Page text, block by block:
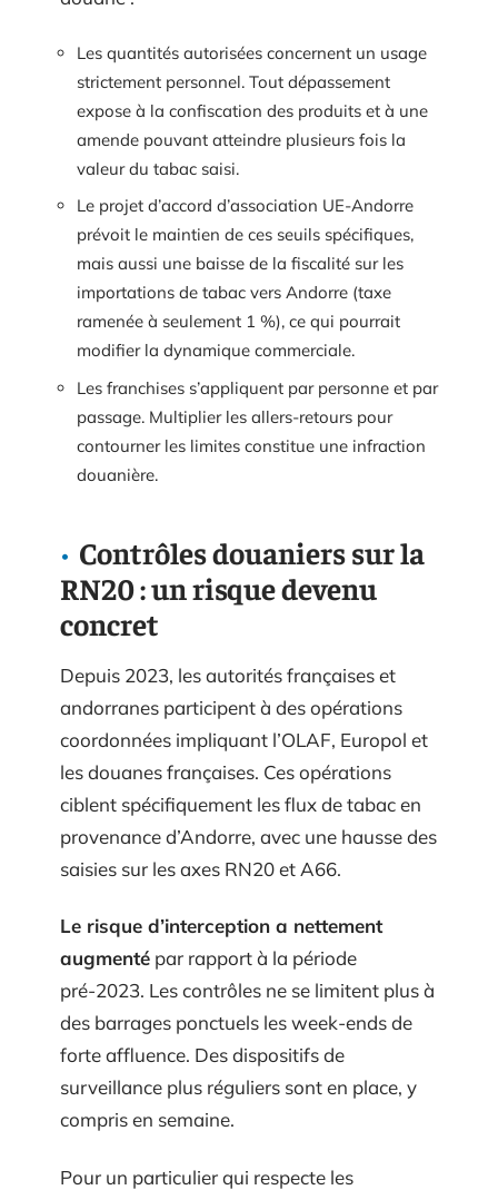
Les quantités autorisées concernent un usage
strictement personnel. Tout dépassement
expose à la confiscation des produits et à une
amende pouvant atteindre plusieurs fois la
valeur du tabac saisi.
Le projet d’accord d’association UE-Andorre
prévoit le maintien de ces seuils spécifiques,
mais aussi une baisse de la fiscalité sur les
importations de tabac vers Andorre (taxe
ramenée à seulement 1 %), ce qui pourrait
modifier la dynamique commerciale.
Les franchises s’appliquent par personne et par
passage. Multiplier les allers-retours pour
contourner les limites constitue une infraction
douanière.
Contrôles douaniers sur la
RN20 : un risque devenu
concret
Depuis 2023, les autorités françaises et
andorranes participent à des opérations
coordonnées impliquant l’OLAF, Europol et
les douanes françaises. Ces opérations
ciblent spécifiquement les flux de tabac en
provenance d’Andorre, avec une hausse des
saisies sur les axes RN20 et A66.
Le risque d’interception a nettement
augmenté par rapport à la période
pré-2023. Les contrôles ne se limitent plus à
des barrages ponctuels les week-ends de
forte affluence. Des dispositifs de
surveillance plus réguliers sont en place, y
compris en semaine.
Pour un particulier qui respecte les